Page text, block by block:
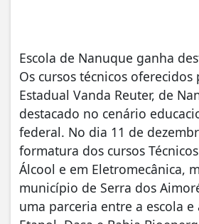
Escola de Nanuque ganha
Os cursos técnicos oferecidos
Estadual Vanda Reuter, de
destacado no cenário
federal. No dia 11 de
formatura dos cursos
Álcool e em Eletromecânica,
município de Serra dos
uma parceria entre a escola e